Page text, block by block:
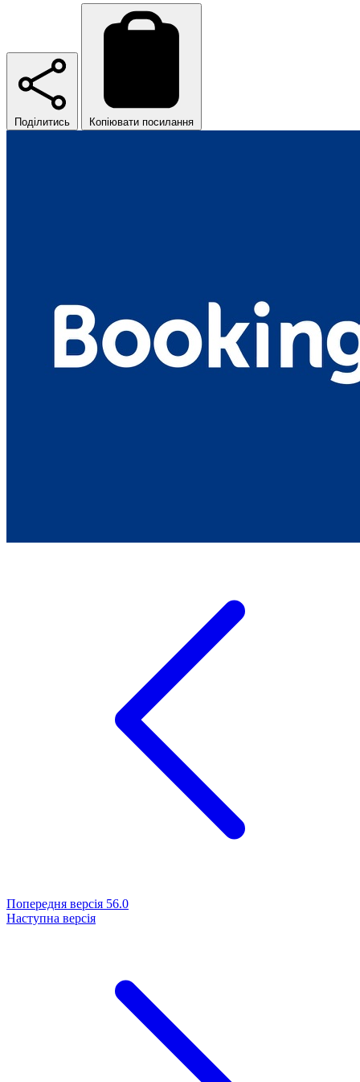
Поділитись Копіювати посилання
Попередня версія 56.0
Наступна версія